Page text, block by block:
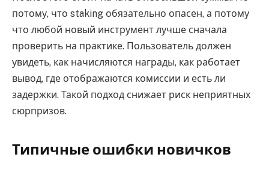
потому, что staking обязательно опасен, а потому
что любой новый инструмент лучше сначала
проверить на практике. Пользователь должен
увидеть, как начисляются награды, как работает
вывод, где отображаются комиссии и есть ли
задержки. Такой подход снижает риск неприятных
сюрпризов.
Типичные ошибки новичков